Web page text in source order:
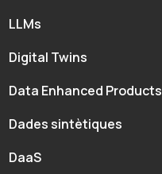
LLMs
Digital Twins
Data Enhanced Products
Dades sintètiques
DaaS